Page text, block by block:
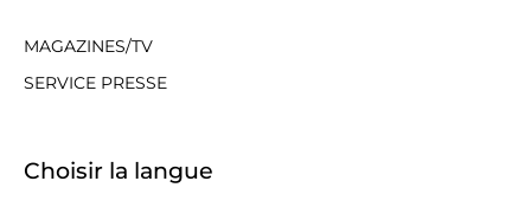
MAGAZINES/TV
SERVICE PRESSE
Choisir la langue